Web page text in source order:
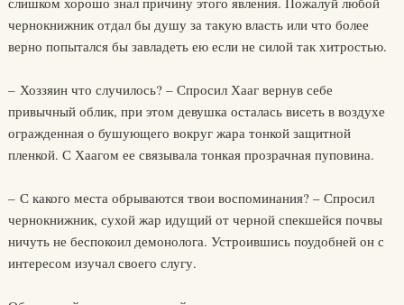
чернокнижник отдал бы душу за такую власть или что более
верно попытался бы завладеть ею если не силой так хитростью.
– Хоззяин что случилось? – Спросил Хааг вернув себе
привычный облик, при этом девушка осталась висеть в воздухе
огражденная о бушующего вокруг жара тонкой защитной
пленкой. С Хаагом ее связывала тонкая прозрачная пуповина.
– С какого места обрываются твои воспоминания? – Спросил
чернокнижник, сухой жар идущий от черной спекшейся почвы
ничуть не беспокоил демонолога. Устроившись поудобней он с
интересом изучал своего слугу.